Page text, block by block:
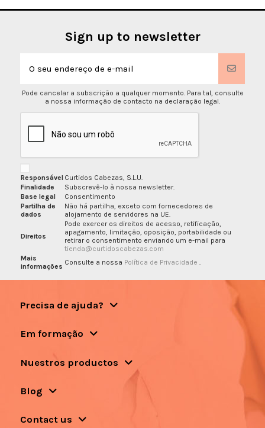
Sign up to newsletter
Pode cancelar a subscrição a qualquer momento. Para tal, consulte
a nossa informação de contacto na declaração legal.
Responsável Curtidos Cabezas, S.L.U.
Finalidade
Subscrevê-lo à nossa newsletter.
Base legal
Consentimento
Partilha de
dados
Não há partilha, exceto com fornecedores de
alojamento de servidores na UE.
Direitos
Pode exercer os direitos de acesso, retificação,
apagamento, limitação, oposição, portabilidade ou
retirar o consentimento enviando um e-mail para
tienda@curtidoscabezas.com
Mais
informações Consulte a nossa Política de Privacidade
Precisa de ajuda?
Em formação
Nuestros productos
Blog
Contact us